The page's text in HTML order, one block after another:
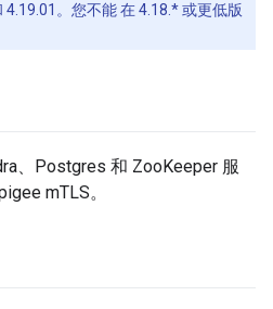
。您不能 在 4.18.* 或更低版
、Postgres 和 ZooKeeper 服
mTLS。